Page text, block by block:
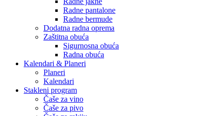
Radne pantalone
Radne bermude
Dodatna radna oprema
Zaštitna obuća
Sigurnosna obuća
Radna obuća
Kalendari & Planeri
Planeri
Kalendari
Stakleni program
Čaše za vino
Čaše za pivo